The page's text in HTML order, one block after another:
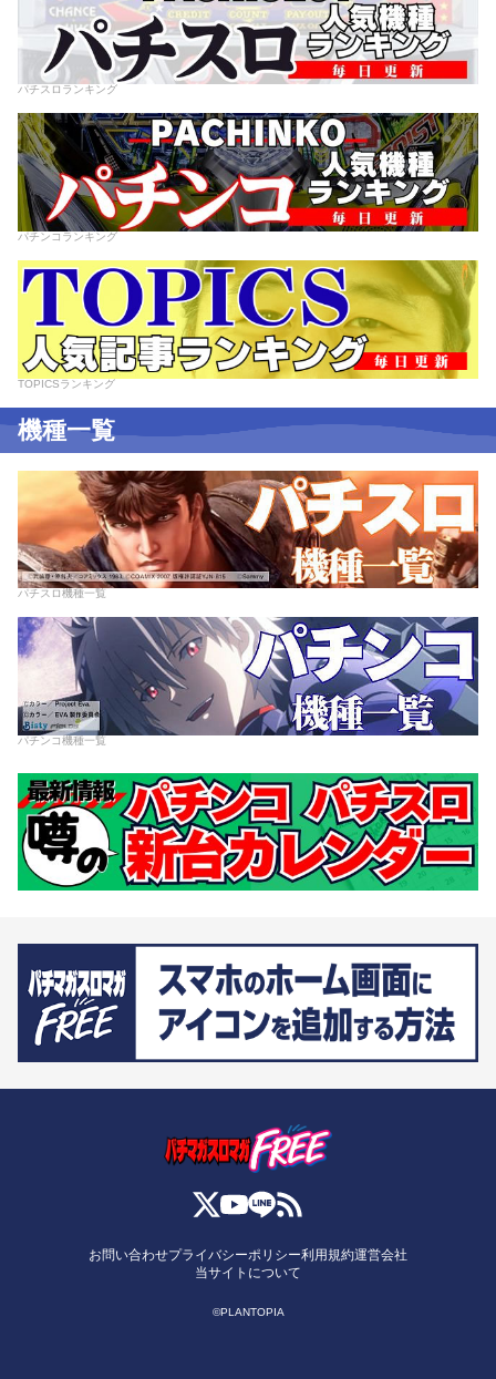
パチスロランキング
パチンコランキング
TOPICSランキング
機種一覧
パチスロ機種一覧
パチンコ機種一覧
お問い合わせプライバシーポリシー利用規約運営会社
当サイトについて
©PLANTOPIA